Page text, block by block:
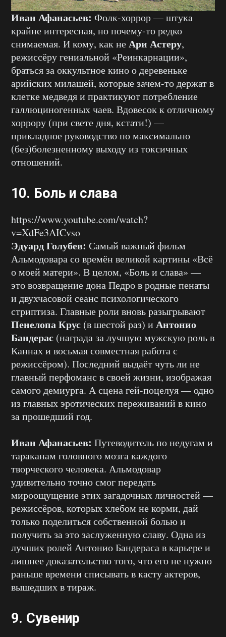
Иван Афанасьев: Фолк-хоррор — штука
крайне интересная, но почему-то редко
снимаемая. И кому, как неАри Астеру,
режиссёру гениальной «Реинкарнации»,
браться за оккультное кино о деревеньке
арийских милашей, которые зачем-то держат в
клетке медведя и практикуют потребление
галлюциногенных чаев. Вдовесок к отличному
хоррору (при свете дня, кстати!) —
прикладное руководство по максимально
(без)болезненному выходу из токсичных
отношений.
10. Боль и слава
https://www.youtube.com/watch?
v=XdFe3AICvso
Эдуард Голубев: Самый важный фильм
Альмодовара со времён великой картины «Всё
о моей матери». В целом, «Боль и слава» —
это возвращение дона Педро в родные пенаты
и двухчасовой сеанс психологического
стриптиза. Главные роли вновь разыгрывают
Пенелопа Крус (в шестой раз) и Антонио
Бандерас (награда за лучшую мужскую роль в
Каннах и восьмая совместная работа с
режиссёром). Последний выдаёт чуть ли не
главный перфоманс в своей жизни, изображая
самого демиурга. А сцена гей-поцелуя — одно
из главных эротических переживаний в кино
за прошедший год.
Иван Афанасьев: Путеводитель по недугам и
тараканам головного мозга каждого
творческого человека. Альмодовар
удивительно точно смог передать
мироощущение этих загадочных личностей —
режиссёров, которых хлебом не корми, дай
только поделиться собственной болью и
получить за это заслуженную славу. Одна из
лучших ролей Антонио Бандераса в карьере и
лишнее доказательство того, что его не нужно
раньше времени списывать в касту актеров,
вышедших в тираж.
9. Сувенир